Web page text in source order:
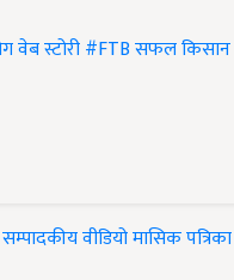
वेब स्टोरी#FTBसफल किसान
सम्पादकीयवीडियोमासिक पत्रिका